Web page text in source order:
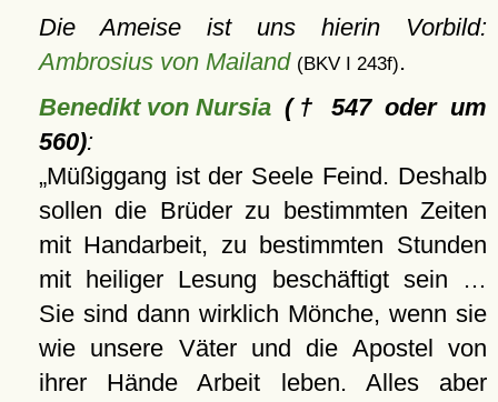
Die Ameise ist uns hierin Vorbild:
Ambrosius von Mailand (BKV I 243f).
Benedikt von Nursia(† 547 oder um
560):
Müßiggang ist der Seele Feind. Deshalb
sollen die Brüder zu bestimmten Zeiten
mit Handarbeit, zu bestimmten Stunden
mit heiliger Lesung beschäftigt sein …
Sie sind dann wirklich Mönche, wenn sie
wie unsere Väter und die Apostel von
ihrer Hände Arbeit leben. Alles aber